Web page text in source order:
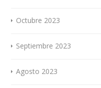
Octubre 2023
Septiembre 2023
Agosto 2023